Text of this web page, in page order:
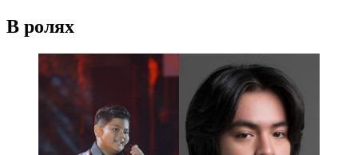
В ролях